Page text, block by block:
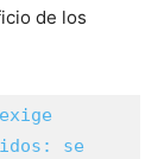
de los
se